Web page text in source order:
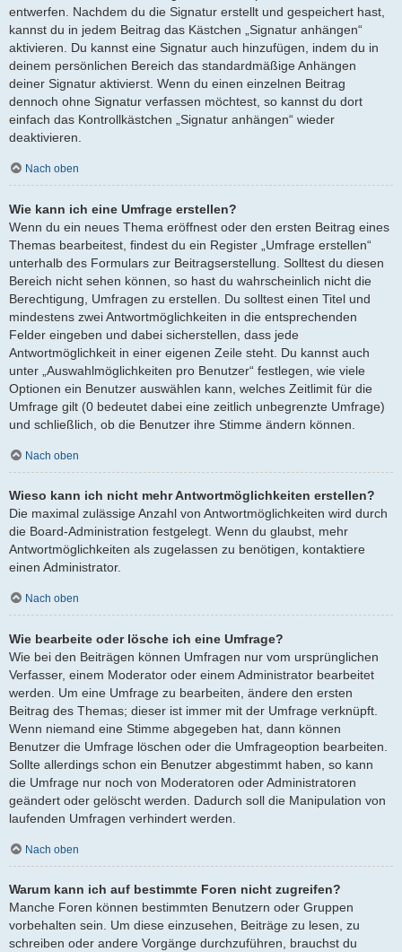
entwerfen. Nachdem du die Signatur erstellt und gespeichert hast,
kannst du in jedem Beitrag das Kästchen „Signatur anhängen“
aktivieren. Du kannst eine Signatur auch hinzufügen, indem du in
deinem persönlichen Bereich das standardmäßige Anhängen
deiner Signatur aktivierst. Wenn du einen einzelnen Beitrag
dennoch ohne Signatur verfassen möchtest, so kannst du dort
einfach das Kontrollkästchen „Signatur anhängen“ wieder
deaktivieren.
Nach oben
Wie kann ich eine Umfrage erstellen?
Wenn du ein neues Thema eröffnest oder den ersten Beitrag eines
Themas bearbeitest, findest du ein Register „Umfrage erstellen“
unterhalb des Formulars zur Beitragserstellung. Solltest du diesen
Bereich nicht sehen können, so hast du wahrscheinlich nicht die
Berechtigung, Umfragen zu erstellen. Du solltest einen Titel und
mindestens zwei Antwortmöglichkeiten in die entsprechenden
Felder eingeben und dabei sicherstellen, dass jede
Antwortmöglichkeit in einer eigenen Zeile steht. Du kannst auch
unter „Auswahlmöglichkeiten pro Benutzer“ festlegen, wie viele
Optionen ein Benutzer auswählen kann, welches Zeitlimit für die
Umfrage gilt (0 bedeutet dabei eine zeitlich unbegrenzte Umfrage)
und schließlich, ob die Benutzer ihre Stimme ändern können.
Nach oben
Wieso kann ich nicht mehr Antwortmöglichkeiten erstellen?
Die maximal zulässige Anzahl von Antwortmöglichkeiten wird durch
die Board-Administration festgelegt. Wenn du glaubst, mehr
Antwortmöglichkeiten als zugelassen zu benötigen, kontaktiere
einen Administrator.
Nach oben
Wie bearbeite oder lösche ich eine Umfrage?
Wie bei den Beiträgen können Umfragen nur vom ursprünglichen
Verfasser, einem Moderator oder einem Administrator bearbeitet
werden. Um eine Umfrage zu bearbeiten, ändere den ersten
Beitrag des Themas; dieser ist immer mit der Umfrage verknüpft.
Wenn niemand eine Stimme abgegeben hat, dann können
Benutzer die Umfrage löschen oder die Umfrageoption bearbeiten.
Sollte allerdings schon ein Benutzer abgestimmt haben, so kann
die Umfrage nur noch von Moderatoren oder Administratoren
geändert oder gelöscht werden. Dadurch soll die Manipulation von
laufenden Umfragen verhindert werden.
Nach oben
Warum kann ich auf bestimmte Foren nicht zugreifen?
Manche Foren können bestimmten Benutzern oder Gruppen
vorbehalten sein. Um diese einzusehen, Beiträge zu lesen, zu
schreiben oder andere Vorgänge durchzuführen, brauchst du